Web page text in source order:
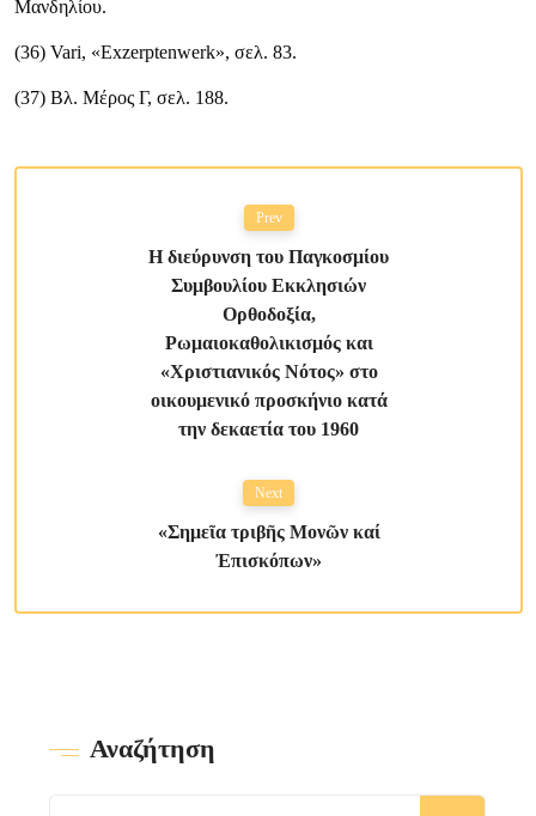
Μανδηλίου.
(36) Vari, «Exzerptenwerk», σελ. 83.
(37) Βλ. Μέρος Γ, σελ. 188.
Prev
Η διεύρυνση του Παγκοσμίου
Συμβουλίου Εκκλησιών
Ορθοδοξία,
Ρωμαιοκαθολικισμός και
«Χριστιανικός Νότος» στο
οικουμενικό προσκήνιο κατά
την δεκαετία του 1960
Next
«Σημεῖα τριβῆς Μονῶν καί
Ἐπισκόπων»
Αναζήτηση